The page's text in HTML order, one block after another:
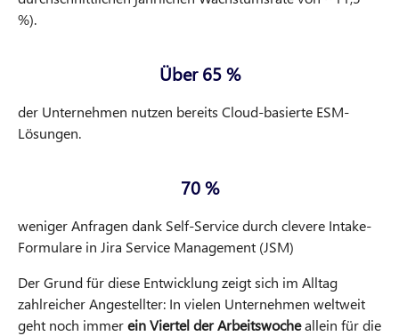
%).
Über 65 %
der Unternehmen nutzen bereits Cloud-basierte ESM-
Lösungen.
70 %
weniger Anfragen dank Self-Service durch clevere Intake-
Formulare in Jira Service Management (JSM)
Der Grund für diese Entwicklung zeigt sich im Alltag
zahlreicher Angestellter: In vielen Unternehmen weltweit
geht noch immerein Viertel der Arbeitswocheallein für die